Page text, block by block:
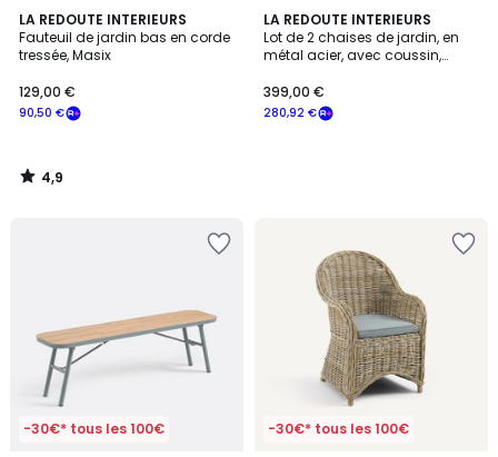
LA REDOUTE INTERIEURS
Fauteuil de jardin bas en corde
tressée, Masix
€
souscrivez
notre
programme
90,50 €
129,00 €
4,9
/ 5
4,9
/
LA REDOUTE INTERIEURS
Lot de 2 chaises de jardin, en
métal acier, avec coussin,
280,92 €
399,00 €
-30€* tous les 100€ -30€* tous les 100€